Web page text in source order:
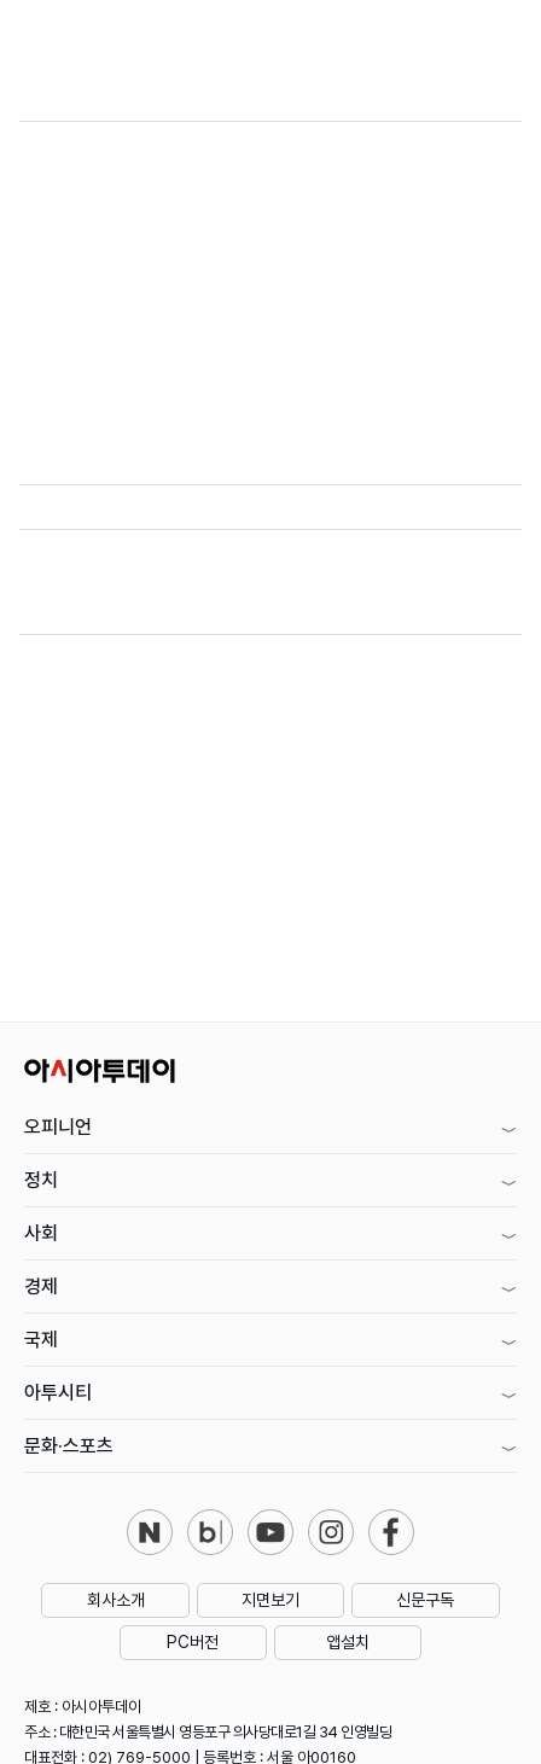
오피니언
정치
사회
경제
국제
아투시티
문화·스포츠
회사소개 지면보기 신문구독
PC버전 앱설치
제호 : 아시아투데이
주소 : 대한민국 서울특별시 영등포구 의사당대로1길 34 인영빌딩
대표전화 : 02) 769-5000 | 등록번호 : 서울 아00160